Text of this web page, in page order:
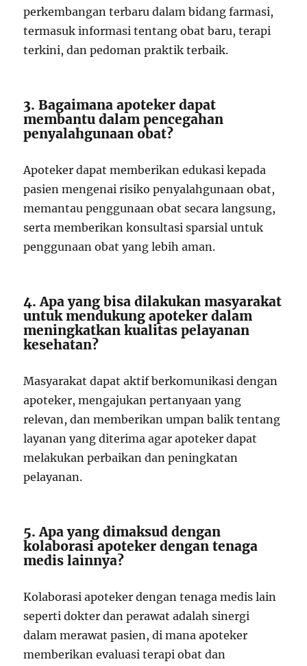
perkembangan terbaru dalam bidang farmasi,
termasuk informasi tentang obat baru, terapi
terkini, dan pedoman praktik terbaik.
3. Bagaimana apoteker dapat
membantu dalam pencegahan
penyalahgunaan obat?
Apoteker dapat memberikan edukasi kepada
pasien mengenai risiko penyalahgunaan obat,
memantau penggunaan obat secara langsung,
serta memberikan konsultasi sparsial untuk
penggunaan obat yang lebih aman.
4. Apa yang bisa dilakukan masyarakat
untuk mendukung apoteker dalam
meningkatkan kualitas pelayanan
kesehatan?
Masyarakat dapat aktif berkomunikasi dengan
apoteker, mengajukan pertanyaan yang
relevan, dan memberikan umpan balik tentang
layanan yang diterima agar apoteker dapat
melakukan perbaikan dan peningkatan
pelayanan.
5. Apa yang dimaksud dengan
kolaborasi apoteker dengan tenaga
medis lainnya?
Kolaborasi apoteker dengan tenaga medis lain
seperti dokter dan perawat adalah sinergi
dalam merawat pasien, di mana apoteker
memberikan evaluasi terapi obat dan